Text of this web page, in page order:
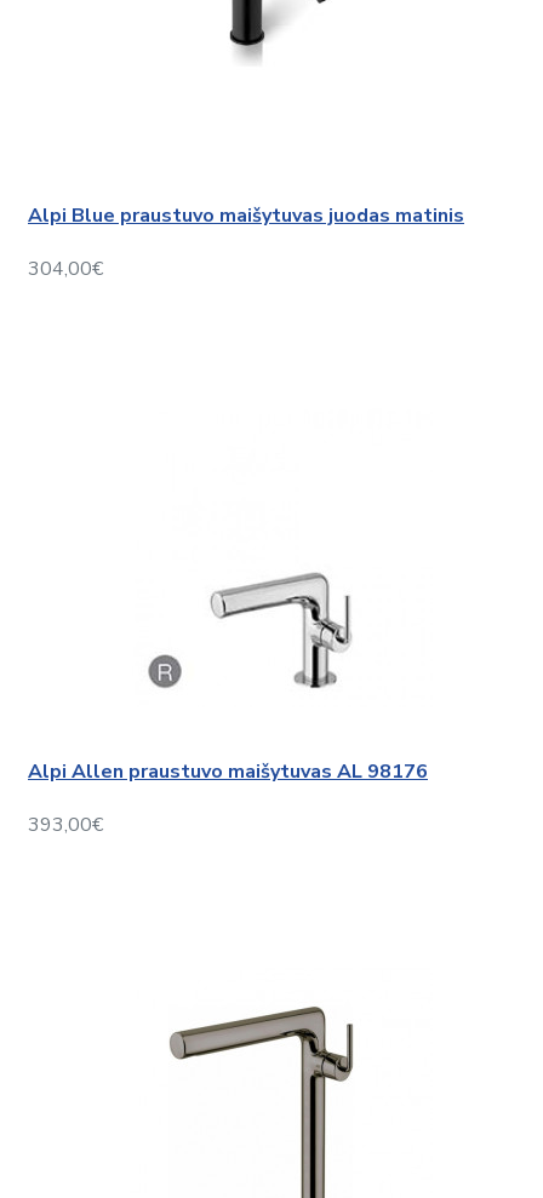
Alpi Blue praustuvo maišytuvas juodas matinis
304,00€
Alpi Allen praustuvo maišytuvas AL 98176
393,00€